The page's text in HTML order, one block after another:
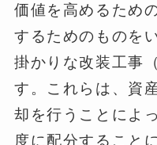
価値を高めるため
するためのものを
掛かりな改装工事
す。これらは、資
却を行うことによ
度に配分すること